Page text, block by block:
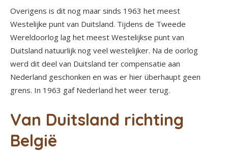
Overigens is dit nog maar sinds 1963 het meest
Westelijke punt van Duitsland. Tijdens de Tweede
Wereldoorlog lag het meest Westelijkse punt van
Duitsland natuurlijk nog veel westelijker. Na de oorlog
werd dit deel van Duitsland ter compensatie aan
Nederland geschonken en was er hier überhaupt geen
grens. In 1963 gaf Nederland het weer terug.
Van Duitsland richting
België